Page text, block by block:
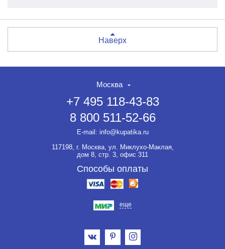
Наверх
Москва
+7 495 118-43-83
8 800 511-52-66
E-mail: info@kupatika.ru
117198, г. Москва, ул. Миклухо-Маклая,
дом 8, стр. 3, офис 311
Способы оплаты
еще